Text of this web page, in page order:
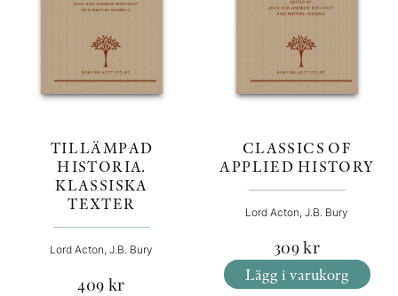
TILLÄMPAD
HISTORIA.
KLASSISKA
TEXTER
Lord Acton, J.B. Bury
409 kr
CLASSICS OF
APPLIED HISTORY
Lord Acton, J.B. Bury
309kr
Lägg i varukorg